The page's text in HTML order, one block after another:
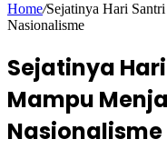
Home/Sejatinya Hari
Nasionalisme
Sejatinya
Mampu
Nasionalisme